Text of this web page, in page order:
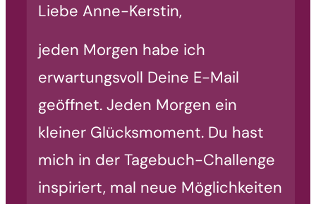
Liebe Anne-Kerstin,
jeden Morgen habe ich
erwartungsvoll Deine E-Mail
geöffnet. Jeden Morgen ein
kleiner Glücksmoment. Du hast
mich in der Tagebuch-Challenge
inspiriert, mal neue Möglichkeiten